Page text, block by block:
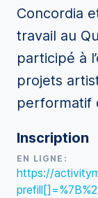
Concordia
travail au
participé à
projets
performatif
Inscription
EN LIGNE:
https://